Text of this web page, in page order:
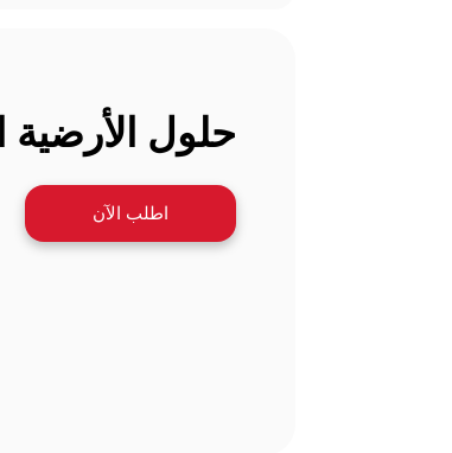
حلول الأرضية
اطلب الآن